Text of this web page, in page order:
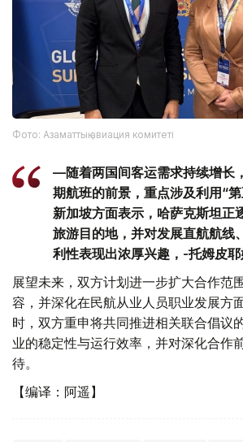
Фото: Азаматтық авиация комитеті
—随着两国间客运需求持续增长
期航班的前景，重点涉及利用“第
新加坡方面表示，哈萨克斯坦正
旅游目的地，并对发展直航航线
利性表现出浓厚兴趣，-托姆皮耶
展望未来，双方计划进一步扩大合作范
容，并深化在民航从业人员职业发展方
时，双方重申将共同推进相关联合倡议
业的稳定性与运行效率，并对深化合作
待。
【编译：阿遥】